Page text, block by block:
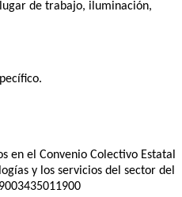
de trabajo, iluminación,
en el Convenio Colectivo Estatal
y los servicios del sector del